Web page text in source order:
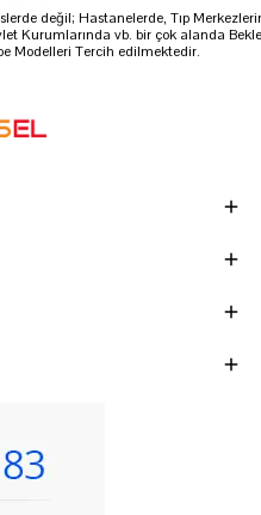
değil; Hastanelerde, Tıp
Kurumlarında vb. bir çok alanda
Modelleri Tercih edilmektedir.